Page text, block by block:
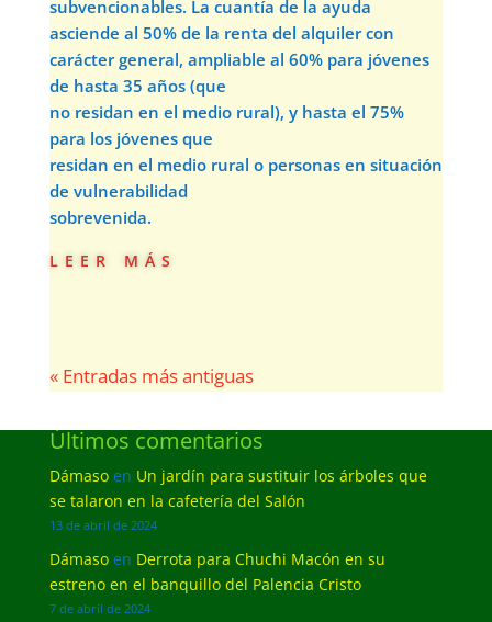
subvencionables. La cuantía de la ayuda
asciende al 50% de la renta del alquiler con
carácter general, ampliable al 60% para jóvenes
de hasta 35 años (que
no residan en el medio rural), y hasta el 75%
para los jóvenes que
residan en el medio rural o personas en situación
de vulnerabilidad
sobrevenida.
leer más
« Entradas más antiguas
Últimos comentarios
Dámasoen Un jardín para sustituir los árboles que
se talaron en la cafetería del Salón
13 de abril de 2024
Dámasoen Derrota para Chuchi Macón en su
estreno en el banquillo del Palencia Cristo
7 de abril de 2024